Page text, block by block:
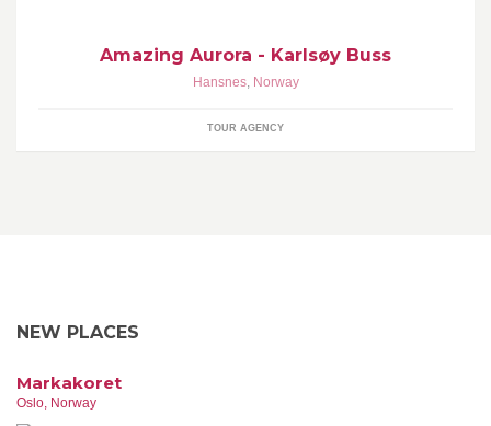
Amazing Aurora - Karlsøy Buss
Hansnes, Norway
TOUR AGENCY
NEW PLACES
Markakoret
Oslo, Norway